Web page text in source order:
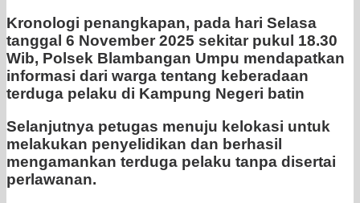
Kronologi penangkapan, pada hari Selasa
tanggal 6 November 2025 sekitar pukul 18.30
Wib, Polsek Blambangan Umpu mendapatkan
informasi dari warga tentang keberadaan
terduga pelaku di Kampung Negeri batin
Selanjutnya petugas menuju kelokasi untuk
melakukan penyelidikan dan berhasil
mengamankan terduga pelaku tanpa disertai
perlawanan.